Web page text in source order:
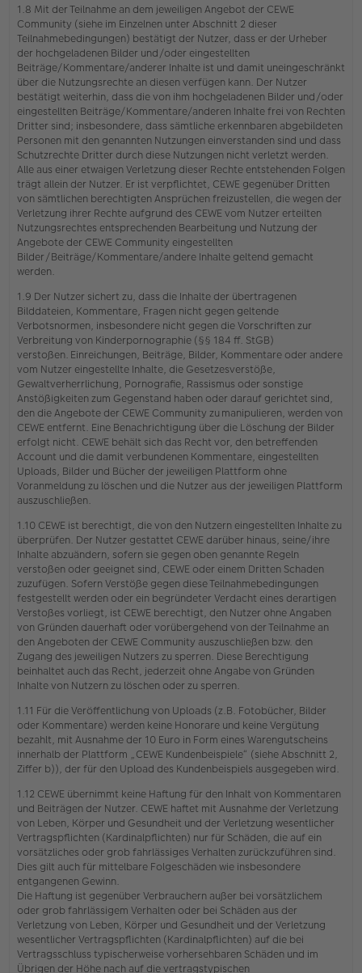
1.8 Mit der Teilnahme an dem jeweiligen Angebot der CEWE
Community (siehe im Einzelnen unter Abschnitt 2 dieser
Teilnahmebedingungen) bestätigt der Nutzer, dass er der Urheber
der hochgeladenen Bilder und/oder eingestellten
Beiträge/Kommentare/anderer Inhalte ist und damit uneingeschränkt
über die Nutzungsrechte an diesen verfügen kann. Der Nutzer
bestätigt weiterhin, dass die von ihm hochgeladenen Bilder und/oder
eingestellten Beiträge/Kommentare/anderen Inhalte frei von Rechten
Dritter sind; insbesondere, dass sämtliche erkennbaren abgebildeten
Personen mit den genannten Nutzungen einverstanden sind und dass
Schutzrechte Dritter durch diese Nutzungen nicht verletzt werden.
Alle aus einer etwaigen Verletzung dieser Rechte entstehenden Folgen
trägt allein der Nutzer. Er ist verpflichtet, CEWE gegenüber Dritten
von sämtlichen berechtigten Ansprüchen freizustellen, die wegen der
Verletzung ihrer Rechte aufgrund des CEWE vom Nutzer erteilten
Nutzungsrechtes entsprechenden Bearbeitung und Nutzung der
Angebote der CEWE Community eingestellten
Bilder/Beiträge/Kommentare/andere Inhalte geltend gemacht
werden.
1.9 Der Nutzer sichert zu, dass die Inhalte der übertragenen
Bilddateien, Kommentare, Fragen nicht gegen geltende
Verbotsnormen, insbesondere nicht gegen die Vorschriften zur
Verbreitung von Kinderpornographie (§§ 184 ff. StGB)
verstoßen. Einreichungen, Beiträge, Bilder, Kommentare oder andere
vom Nutzer eingestellte Inhalte, die Gesetzesverstöße,
Gewaltverherrlichung, Pornografie, Rassismus oder sonstige
Anstößigkeiten zum Gegenstand haben oder darauf gerichtet sind,
den die Angebote der CEWE Community zu manipulieren, werden von
CEWE entfernt. Eine Benachrichtigung über die Löschung der Bilder
erfolgt nicht. CEWE behält sich das Recht vor, den betreffenden
Account und die damit verbundenen Kommentare, eingestellten
Uploads, Bilder und Bücher der jeweiligen Plattform ohne
Voranmeldung zu löschen und die Nutzer aus der jeweiligen Plattform
auszuschließen.
1.10 CEWE ist berechtigt, die von den Nutzern eingestellten Inhalte zu
überprüfen. Der Nutzer gestattet CEWE darüber hinaus, seine/ihre
Inhalte abzuändern, sofern sie gegen oben genannte Regeln
verstoßen oder geeignet sind, CEWE oder einem Dritten Schaden
zuzufügen. Sofern Verstöße gegen diese Teilnahmebedingungen
festgestellt werden oder ein begründeter Verdacht eines derartigen
Verstoßes vorliegt, ist CEWE berechtigt, den Nutzer ohne Angaben
von Gründen dauerhaft oder vorübergehend von der Teilnahme an
den Angeboten der CEWE Community auszuschließen bzw. den
Zugang des jeweiligen Nutzers zu sperren. Diese Berechtigung
beinhaltet auch das Recht, jederzeit ohne Angabe von Gründen
Inhalte von Nutzern zu löschen oder zu sperren.
1.11 Für die Veröffentlichung von Uploads (z.B. Fotobücher, Bilder
oder Kommentare) werden keine Honorare und keine Vergütung
bezahlt, mit Ausnahme der 10 Euro in Form eines Warengutscheins
innerhalb der Plattform „CEWE Kundenbeispiele“ (siehe Abschnitt 2,
Ziffer b)), der für den Upload des Kundenbeispiels ausgegeben wird.
1.12 CEWE übernimmt keine Haftung für den Inhalt von Kommentaren
und Beiträgen der Nutzer. CEWE haftet mit Ausnahme der Verletzung
von Leben, Körper und Gesundheit und der Verletzung wesentlicher
Vertragspflichten (Kardinalpflichten) nur für Schäden, die auf ein
vorsätzliches oder grob fahrlässiges Verhalten zurückzuführen sind.
Dies gilt auch für mittelbare Folgeschäden wie insbesondere
entgangenen Gewinn.
Die Haftung ist gegenüber Verbrauchern außer bei vorsätzlichem
oder grob fahrlässigem Verhalten oder bei Schäden aus der
Verletzung von Leben, Körper und Gesundheit und der Verletzung
wesentlicher Vertragspflichten (Kardinalpflichten) auf die bei
Vertragsschluss typischerweise vorhersehbaren Schäden und im
Übrigen der Höhe nach auf die vertragstypischen